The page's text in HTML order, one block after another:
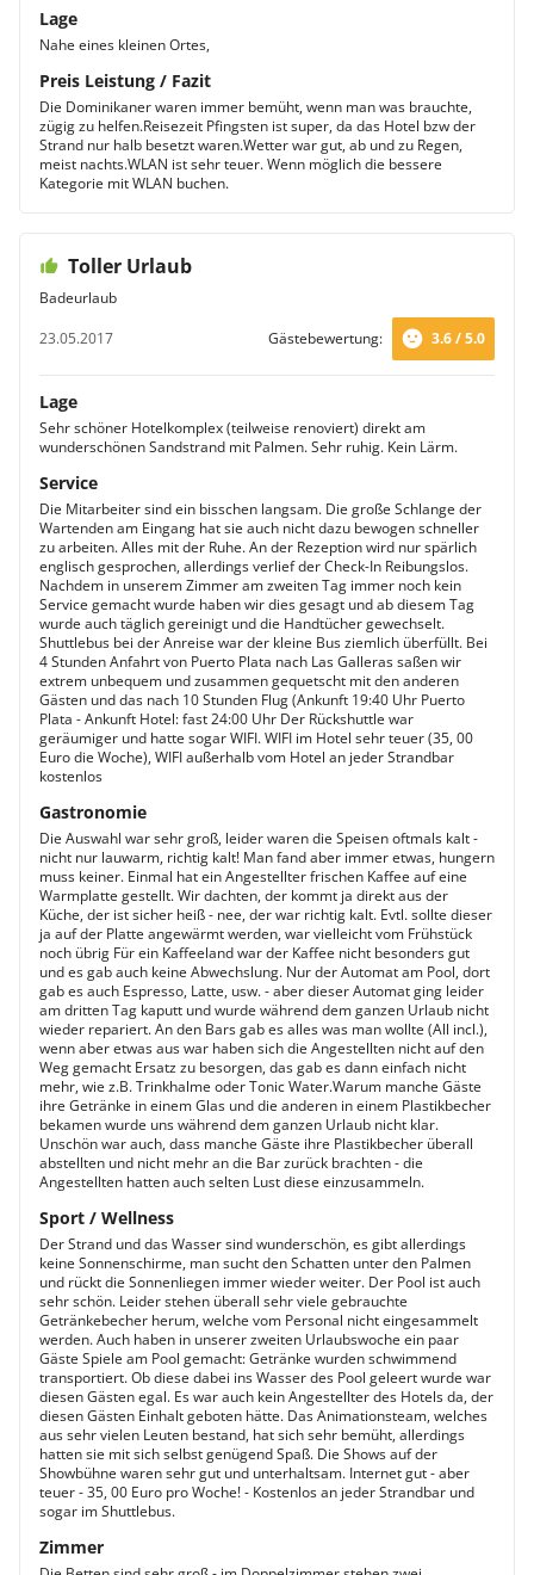
Lage
Nahe eines kleinen Ortes,
Preis Leistung / Fazit
Die Dominikaner waren immer bemüht, wenn man was brauchte,
zügig zu helfen.Reisezeit Pfingsten ist super, da das Hotel bzw der
Strand nur halb besetzt waren.Wetter war gut, ab und zu Regen,
meist nachts.WLAN ist sehr teuer. Wenn möglich die bessere
Kategorie mit WLAN buchen.
Toller Urlaub
Badeurlaub
23.05.2017
Gästebewertung: 3.6 / 5.0
Lage
Sehr schöner Hotelkomplex (teilweise renoviert) direkt am
wunderschönen Sandstrand mit Palmen. Sehr ruhig. Kein Lärm.
Service
Die Mitarbeiter sind ein bisschen langsam. Die große Schlange der
Wartenden am Eingang hat sie auch nicht dazu bewogen schneller
zu arbeiten. Alles mit der Ruhe. An der Rezeption wird nur spärlich
englisch gesprochen, allerdings verlief der Check-In Reibungslos.
Nachdem in unserem Zimmer am zweiten Tag immer noch kein
Service gemacht wurde haben wir dies gesagt und ab diesem Tag
wurde auch täglich gereinigt und die Handtücher gewechselt.
Shuttlebus bei der Anreise war der kleine Bus ziemlich überfüllt. Bei
4 Stunden Anfahrt von Puerto Plata nach Las Galleras saßen wir
extrem unbequem und zusammen gequetscht mit den anderen
Gästen und das nach 10 Stunden Flug (Ankunft 19:40 Uhr Puerto
Plata - Ankunft Hotel: fast 24:00 Uhr Der Rückshuttle war
geräumiger und hatte sogar WIFI. WIFI im Hotel sehr teuer (35, 00
Euro die Woche), WIFI außerhalb vom Hotel an jeder Strandbar
kostenlos
Gastronomie
Die Auswahl war sehr groß, leider waren die Speisen oftmals kalt -
nicht nur lauwarm, richtig kalt! Man fand aber immer etwas, hungern
muss keiner. Einmal hat ein Angestellter frischen Kaffee auf eine
Warmplatte gestellt. Wir dachten, der kommt ja direkt aus der
Küche, der ist sicher heiß - nee, der war richtig kalt. Evtl. sollte dieser
ja auf der Platte angewärmt werden, war vielleicht vom Frühstück
noch übrig Für ein Kaffeeland war der Kaffee nicht besonders gut
und es gab auch keine Abwechslung. Nur der Automat am Pool, dort
gab es auch Espresso, Latte, usw. - aber dieser Automat ging leider
am dritten Tag kaputt und wurde während dem ganzen Urlaub nicht
wieder repariert. An den Bars gab es alles was man wollte (All incl.),
wenn aber etwas aus war haben sich die Angestellten nicht auf den
Weg gemacht Ersatz zu besorgen, das gab es dann einfach nicht
mehr, wie z.B. Trinkhalme oder Tonic Water.Warum manche Gäste
ihre Getränke in einem Glas und die anderen in einem Plastikbecher
bekamen wurde uns während dem ganzen Urlaub nicht klar.
Unschön war auch, dass manche Gäste ihre Plastikbecher überall
abstellten und nicht mehr an die Bar zurück brachten - die
Angestellten hatten auch selten Lust diese einzusammeln.
Sport / Wellness
Der Strand und das Wasser sind wunderschön, es gibt allerdings
keine Sonnenschirme, man sucht den Schatten unter den Palmen
und rückt die Sonnenliegen immer wieder weiter. Der Pool ist auch
sehr schön. Leider stehen überall sehr viele gebrauchte
Getränkebecher herum, welche vom Personal nicht eingesammelt
werden. Auch haben in unserer zweiten Urlaubswoche ein paar
Gäste Spiele am Pool gemacht: Getränke wurden schwimmend
transportiert. Ob diese dabei ins Wasser des Pool geleert wurde war
diesen Gästen egal. Es war auch kein Angestellter des Hotels da, der
diesen Gästen Einhalt geboten hätte. Das Animationsteam, welches
aus sehr vielen Leuten bestand, hat sich sehr bemüht, allerdings
hatten sie mit sich selbst genügend Spaß. Die Shows auf der
Showbühne waren sehr gut und unterhaltsam. Internet gut - aber
teuer - 35, 00 Euro pro Woche! - Kostenlos an jeder Strandbar und
sogar im Shuttlebus.
Zimmer